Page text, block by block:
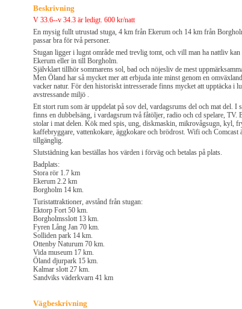
Beskrivning
V 33.6--v 34.3 är ledigt. 600 kr/natt
En mysig fullt utrustad stuga, 4 km från Ekerum och 14 km från
passar bra för två personer.
Stugan ligger i lugnt område med trevlig tomt, och vill man ha nattliv kan
Ekerum eller in till Borgholm.
Självklart tillhör sommarens sol, bad och nöjesliv de mest
Men Öland har så mycket mer att erbjuda inte minst genom en
vacker natur. För den historiskt intresserade finns mycket att upptäcka i
avstressande miljö .
Ett stort rum som är uppdelat på sov del, vardagsrums del och mat del. I
finns en dubbelsäng, i vardagsrum två fåtöljer, radio och cd spelare, TV.
stolar i mat delen. Kök med spis, ung, diskmaskin, mikrovågsugn, kyl,
kaffebryggare, vattenkokare, äggkokare och brödrost. Wifi och Comcast
tillgänglig.
Slutstädning kan beställas hos värden i förväg och betalas på plats.
Badplats:
Stora rör 1.7 km
Ekerum 2.2 km
Borgholm 14 km.
Turistattraktioner, avstånd från stugan:
Ektorp Fort 50 km.
Borgholmsslott 13 km.
Fyren Lång Jan 70 km.
Solliden park 14 km.
Ottenby Naturum 70 km.
Vida museum 17 km.
Öland djurpark 15 km.
Kalmar slott 27 km.
Sandviks väderkvarn 41 km
Vägbeskrivning